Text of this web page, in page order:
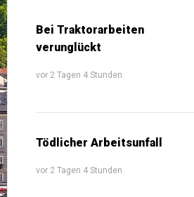
Bei Traktorarbeiten
verunglückt
vor 2 Tagen 4 Stunden
Tödlicher Arbeitsunfall
vor 2 Tagen 4 Stunden